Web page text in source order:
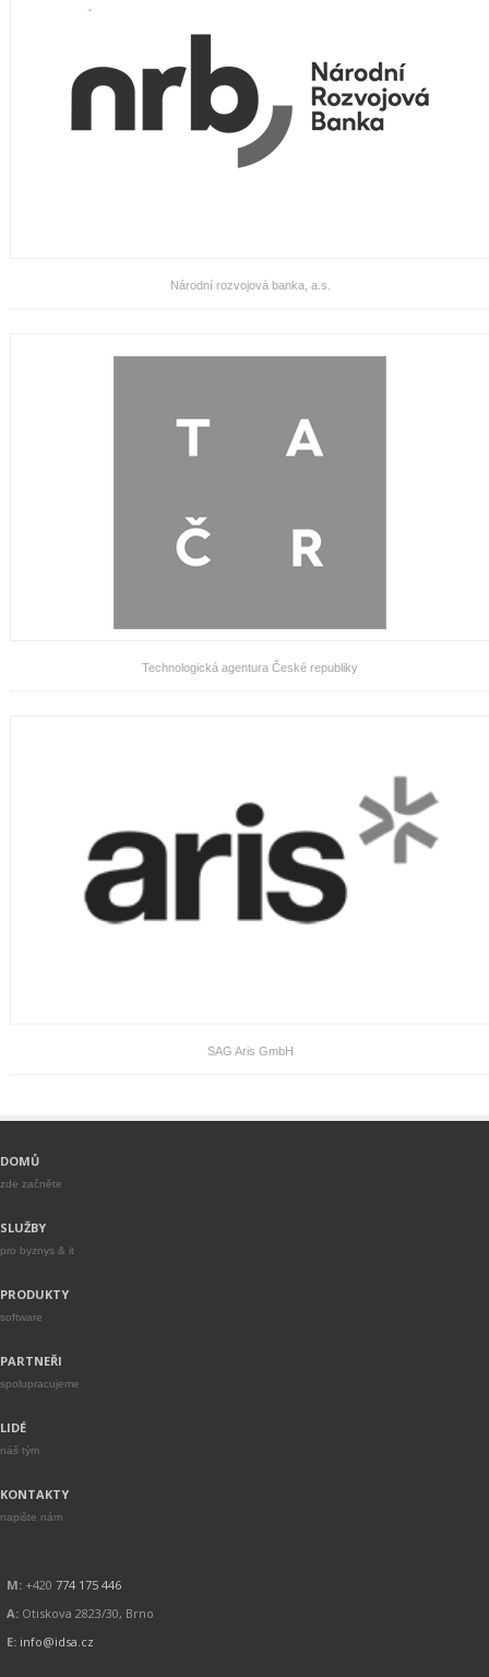
Národní rozvojová banka, a.s.
Technologická agentura České republiky
SAG Aris GmbH
DOMŮ
zde začněte
SLUŽBY
pro byznys & it
PRODUKTY
software
PARTNEŘI
spolupracujeme
LIDÉ
náš tým
KONTAKTY
napište nám
M: +420 774 175 446
A: Otiskova 2823/30, Brno
E: info@idsa.cz